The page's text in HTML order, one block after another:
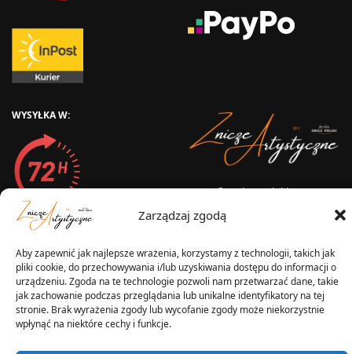
Zarządzaj zgodą
Aby zapewnić jak najlepsze wrażenia, korzystamy z technologii, takich jak
pliki cookie, do przechowywania i/lub uzyskiwania dostępu do informacji o
urządzeniu. Zgoda na te technologie pozwoli nam przetwarzać dane, takie
jak zachowanie podczas przeglądania lub unikalne identyfikatory na tej
stronie. Brak wyrażenia zgody lub wycofanie zgody może niekorzystnie
wpłynąć na niektóre cechy i funkcje.
WYSYŁKA W:
2025 © Znicz Polski -
Wytwórnia Zniczy
Wszelkie prawa zastrzeżone